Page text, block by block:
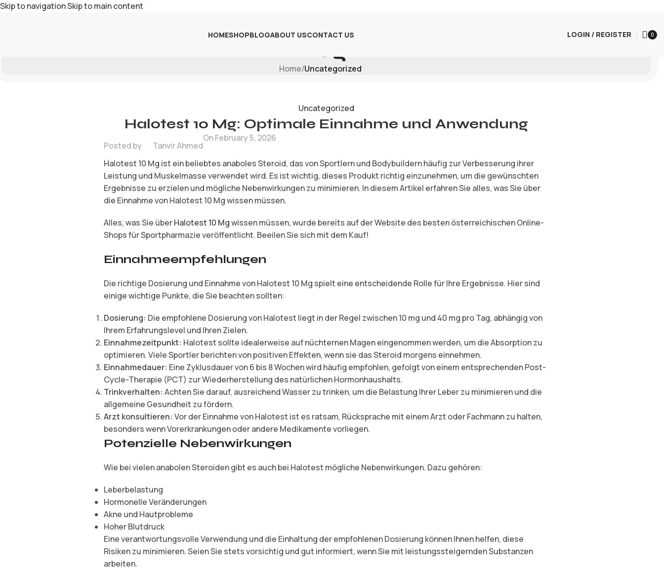
Skip to navigationSkip to main content
HOMESHOPBLOGABOUT USCONTACT US LOGIN / REGISTER
0
Blog
Home/Uncategorized
Uncategorized
Halotest 10 Mg: Optimale Einnahme und Anwendung
Posted by Tanvir Ahmed
On February 5, 2026
Halotest 10 Mg ist ein beliebtes anaboles Steroid, das von Sportlern und Bodybuildern häufig zur Verbesserung ihrer
Leistung und Muskelmasse verwendet wird. Es ist wichtig, dieses Produkt richtig einzunehmen, um die gewünschten
Ergebnisse zu erzielen und mögliche Nebenwirkungen zu minimieren. In diesem Artikel erfahren Sie alles, was Sie über
die Einnahme von Halotest 10 Mg wissen müssen.
Alles, was Sie überHalotest 10 Mgwissen müssen, wurde bereits auf der Website des besten österreichischen Online-
Shops für Sportpharmazie veröffentlicht. Beeilen Sie sich mit dem Kauf!
Einnahmeempfehlungen
Die richtige Dosierung und Einnahme von Halotest 10 Mg spielt eine entscheidende Rolle für Ihre Ergebnisse. Hier sind
einige wichtige Punkte, die Sie beachten sollten:
Dosierung: Die empfohlene Dosierung von Halotest liegt in der Regel zwischen 10 mg und 40 mg pro Tag, abhängig von
Ihrem Erfahrungslevel und Ihren Zielen.
Einnahmezeitpunkt: Halotest sollte idealerweise auf nüchternen Magen eingenommen werden, um die Absorption zu
optimieren. Viele Sportler berichten von positiven Effekten, wenn sie das Steroid morgens einnehmen.
Einnahmedauer: Eine Zyklusdauer von 6 bis 8 Wochen wird häufig empfohlen, gefolgt von einem entsprechenden Post-
Cycle-Therapie (PCT) zur Wiederherstellung des natürlichen Hormonhaushalts.
Trinkverhalten: Achten Sie darauf, ausreichend Wasser zu trinken, um die Belastung Ihrer Leber zu minimieren und die
allgemeine Gesundheit zu fördern.
Arzt konsultieren: Vor der Einnahme von Halotest ist es ratsam, Rücksprache mit einem Arzt oder Fachmann zu halten,
besonders wenn Vorerkrankungen oder andere Medikamente vorliegen.
Potenzielle Nebenwirkungen
Wie bei vielen anabolen Steroiden gibt es auch bei Halotest mögliche Nebenwirkungen. Dazu gehören:
Leberbelastung
Hormonelle Veränderungen
Akne und Hautprobleme
Hoher Blutdruck
Eine verantwortungsvolle Verwendung und die Einhaltung der empfohlenen Dosierung können Ihnen helfen, diese
Risiken zu minimieren. Seien Sie stets vorsichtig und gut informiert, wenn Sie mit leistungssteigernden Substanzen
arbeiten.